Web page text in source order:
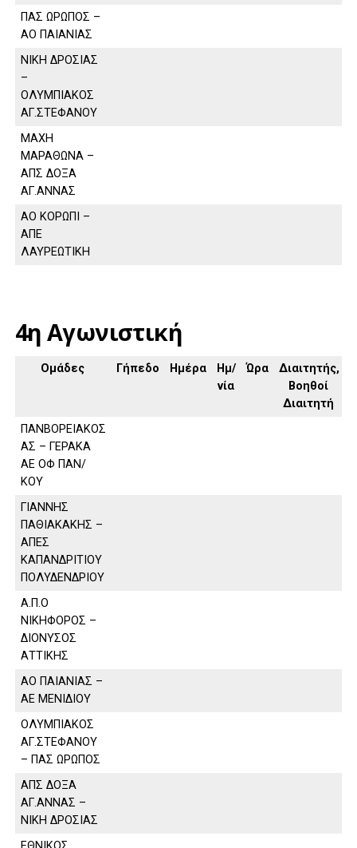
ΠΑΣ ΩΡΩΠΟΣ –
ΑΟ ΠΑΙΑΝΙΑΣ
ΝΙΚΗ ΔΡΟΣΙΑΣ
–
ΟΛΥΜΠΙΑΚΟΣ
ΑΓ.ΣΤΕΦΑΝΟΥ
ΜΑΧΗ
ΜΑΡΑΘΩΝΑ –
ΑΠΣ ΔΟΞΑ
ΑΓ.ΑΝΝΑΣ
ΑΟ ΚΟΡΩΠΙ –
ΑΠΕ
ΛΑΥΡΕΩΤΙΚΗ
4η Αγωνιστική
Ομάδες Γήπεδο Ημέρα
Ημ/
νία
Ώρα
Διαιτητής,
Βοηθοί
Διαιτητή
ΠΑΝΒΟΡΕΙΑΚΟΣ
ΑΣ – ΓΕΡΑΚΑ
ΑΕ ΟΦ ΠΑΝ/
ΚΟΥ
ΓΙΑΝΝΗΣ
ΠΑΘΙΑΚΑΚΗΣ –
ΑΠΕΣ
ΚΑΠΑΝΔΡΙΤΙΟΥ
ΠΟΛΥΔΕΝΔΡΙΟΥ
Α.Π.Ο
ΝΙΚΗΦΟΡΟΣ –
ΔΙΟΝΥΣΟΣ
ΑΤΤΙΚΗΣ
ΑΟ ΠΑΙΑΝΙΑΣ –
ΑΕ ΜΕΝΙΔΙΟΥ
ΟΛΥΜΠΙΑΚΟΣ
ΑΓ.ΣΤΕΦΑΝΟΥ
– ΠΑΣ ΩΡΩΠΟΣ
ΑΠΣ ΔΟΞΑ
ΑΓ.ΑΝΝΑΣ –
ΝΙΚΗ ΔΡΟΣΙΑΣ